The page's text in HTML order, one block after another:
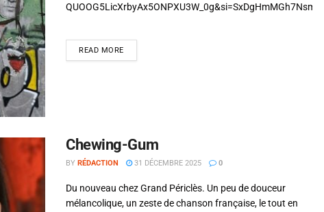
QUOOG5LicXrbyAx5ONPXU3W_0g&si=SxDgHmMGh7NsmJ3j
READ MORE
Chewing-Gum
BY RÉDACTION 31 DÉCEMBRE 2025 0
Du nouveau chez Grand Périclès. Un peu de douceur
mélancolique, un zeste de chanson française, le tout en